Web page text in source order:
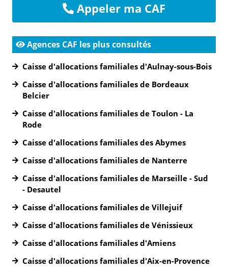
Appeler ma CAF
Agences CAF les plus consultés
Caisse d'allocations familiales d'Aulnay-sous-Bois
Caisse d'allocations familiales de Bordeaux
Belcier
Caisse d'allocations familiales de Toulon - La
Rode
Caisse d'allocations familiales des Abymes
Caisse d'allocations familiales de Nanterre
Caisse d'allocations familiales de Marseille - Sud
- Desautel
Caisse d'allocations familiales de Villejuif
Caisse d'allocations familiales de Vénissieux
Caisse d'allocations familiales d'Amiens
Caisse d'allocations familiales d'Aix-en-Provence